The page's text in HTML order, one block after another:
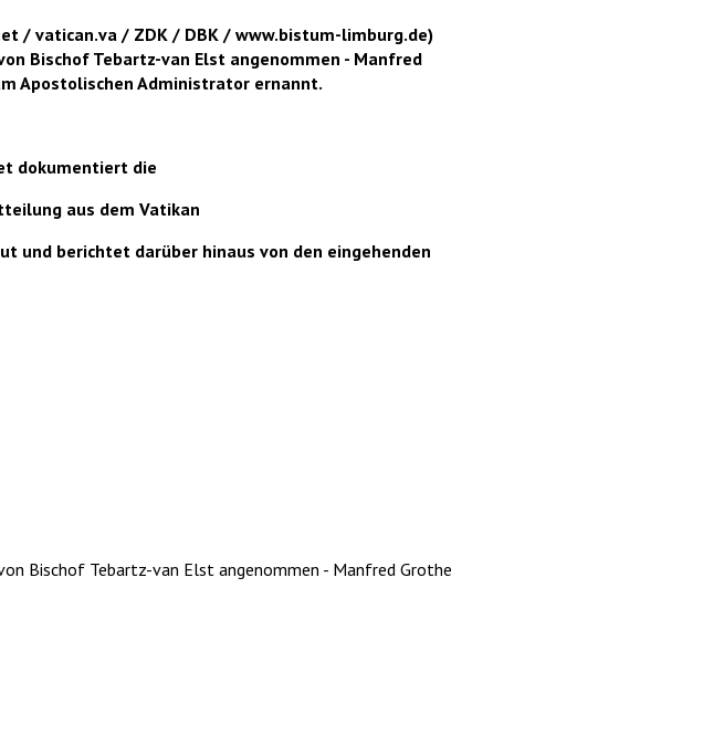
/ vatican.va / ZDK / DBK / www.bistum-limburg.de)
Bischof Tebartz-van Elst angenommen - Manfred
Apostolischen Administrator ernannt.
dokumentiert die
aus dem Vatikan
und berichtet darüber hinaus von den eingehenden
Bischof Tebartz-van Elst angenommen - Manfred Grothe